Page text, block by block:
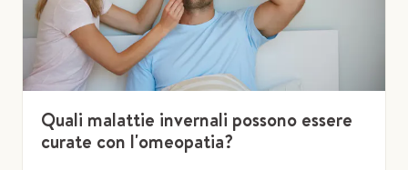
Quali malattie invernali possono essere
curate con l'omeopatia?